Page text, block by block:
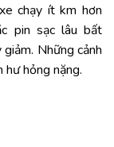
chạy ít km hơn
pin sạc lâu bất
Những cảnh
hỏng nặng.